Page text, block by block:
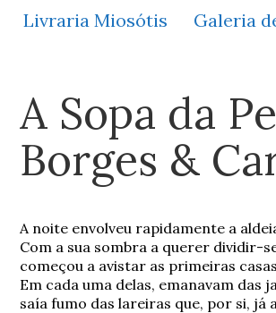
Livraria Miosótis Galeria
A Sopa da
Borges &
A noite envolveu rapidamente a
Com a sua sombra a querer dividir-
começou a avistar as primeiras
Em cada uma delas, emanavam das
saía fumo das lareiras que, por si, já